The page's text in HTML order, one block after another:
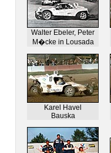
Walter Ebeler, Peter
M�cke in Lousada
Karel Havel
Bauska